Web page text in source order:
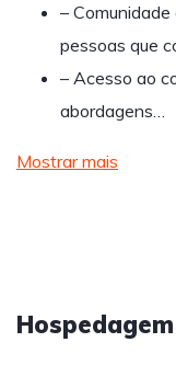
–
pessoas que
– Acesso ao
abordagens…
Mostrar mais